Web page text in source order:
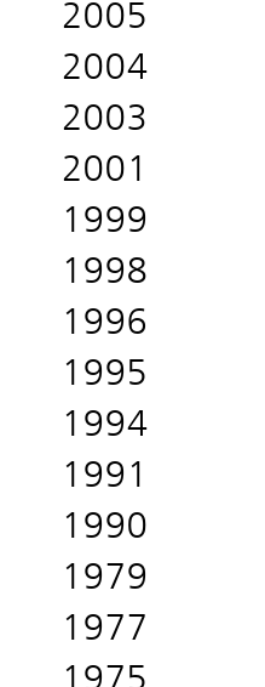
2005
2004
2003
2001
1999
1998
1996
1995
1994
1991
1990
1979
1977